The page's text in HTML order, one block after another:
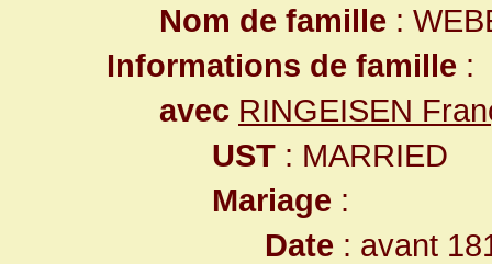
Nom de famille :
Informations de famille :
avec RINGEISEN
UST : MARRIED
Mariage :
Date : avant